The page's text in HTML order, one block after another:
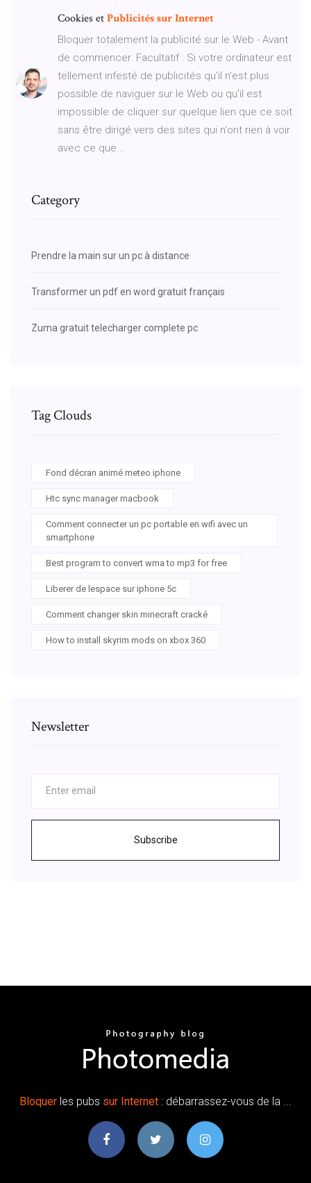
Cookies etPublicitéssurInternet
Bloquer totalement la publicité sur le Web - Avant
de commencer. Facultatif : Si votre ordinateur est
tellement infesté de publicités qu'il n'est plus
possible de naviguer sur le Web ou qu'il est
impossible de cliquer sur quelque lien que ce soit
sans être dirigé vers des sites qui n'ont rien à voir
avec ce que...
Category
Prendre la main sur un pc à distance
Transformer un pdf en word gratuit français
Zuma gratuit telecharger complete pc
Tag Clouds
Fond décran animé meteo iphone
Htc sync manager macbook
Comment connecter un pc portable en wifi avec un
smartphone
Best program to convert wma to mp3 for free
Liberer de lespace sur iphone 5c
Comment changer skin minecraft cracké
How to install skyrim mods on xbox 360
Newsletter
Subscribe
Bloquer les pubs sur Internet : débarrassez-vous de la ...